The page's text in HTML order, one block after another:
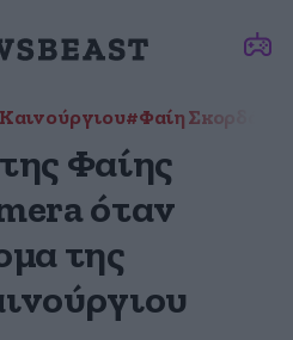
#Φαίη Σκορδά
Φαίης
όταν
της